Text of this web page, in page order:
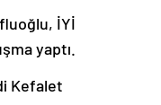
yaptı.